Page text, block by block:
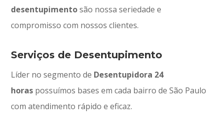
desentupimentosão nossa seriedade e
compromisso com nossos clientes.
Serviços de Desentupimento
Líder no segmento de Desentupidora 24
horas possuímos bases em cada bairro de São Paulo
com atendimento rápido e eficaz.